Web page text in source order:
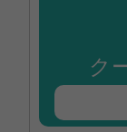
ク